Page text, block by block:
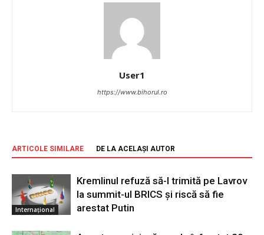
User1
https://www.bihorul.ro
ARTICOLE SIMILARE DE LA ACELAȘI AUTOR
Internațional
Kremlinul refuză să-l trimită pe Lavrov
la summit-ul BRICS și riscă să fie
arestat Putin